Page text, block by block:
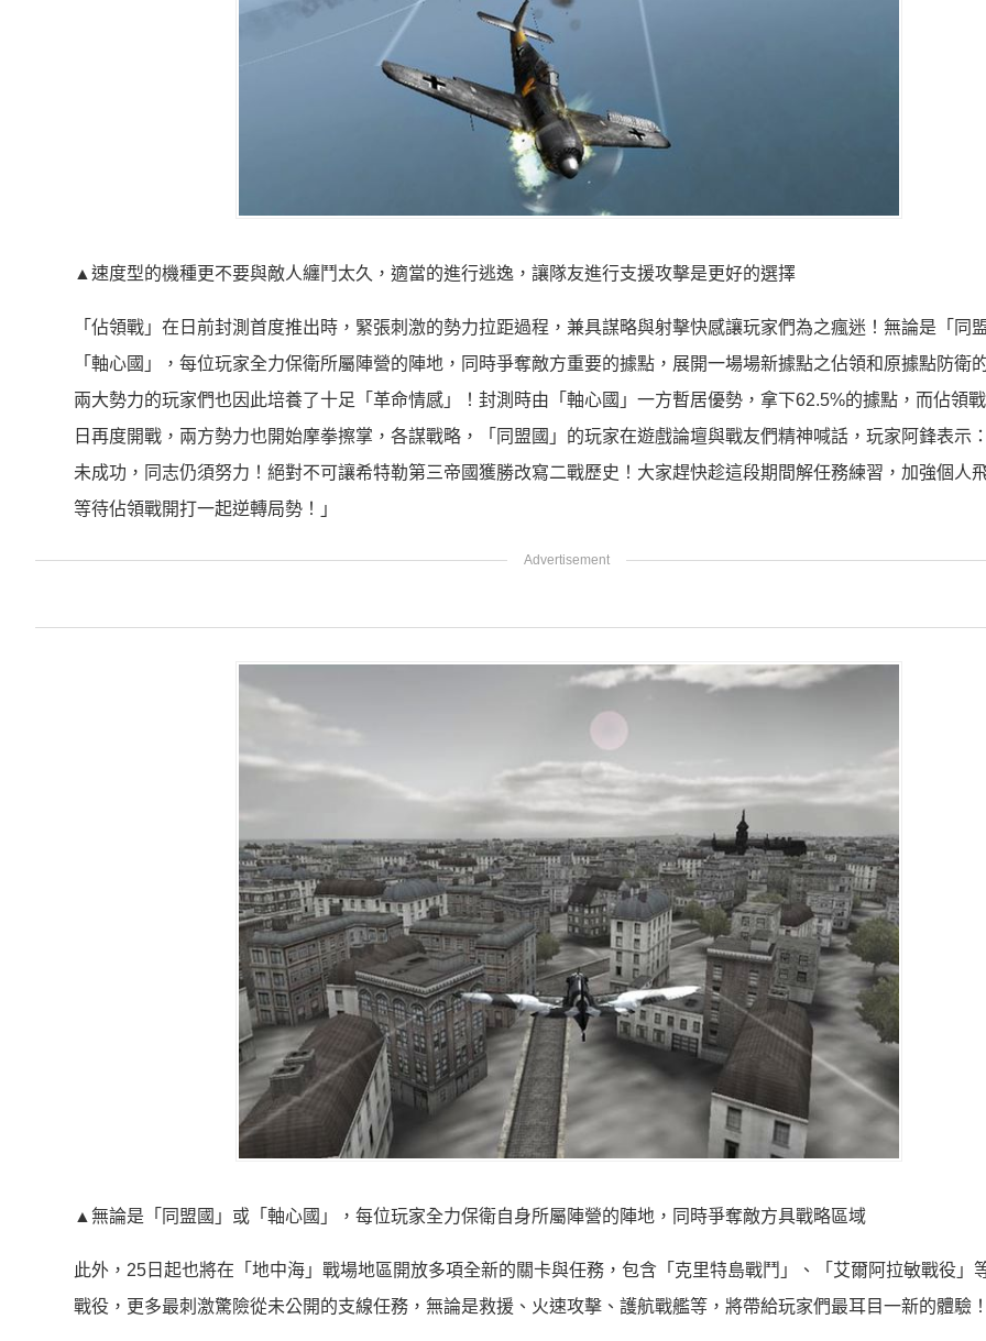
▲速度型的機種更不要與敵人纏鬥太久，適當的進行逃逸，讓隊友進行支援攻擊是更好的選擇
「佔領戰」在日前封測首度推出時，緊張刺激的勢力拉距過程，兼具謀略與射擊快感讓玩家們為之瘋迷！無論是「同
「軸心國」，每位玩家全力保衛所屬陣營的陣地，同時爭奪敵方重要的據點，展開一場場新據點之佔領和原據點防衛
兩大勢力的玩家們也因此培養了十足「革命情感」！封測時由「軸心國」一方暫居優勢，拿下62.5%的據點，而佔領
日再度開戰，兩方勢力也開始摩拳擦掌，各謀戰略，「同盟國」的玩家在遊戲論壇與戰友們精神喊話，玩家阿鋒表示
未成功，同志仍須努力！絕對不可讓希特勒第三帝國獲勝改寫二戰歷史！大家趕快趁這段期間解任務練習，加強個人
等待佔領戰開打一起逆轉局勢！」
▲無論是「同盟國」或「軸心國」，每位玩家全力保衛自身所屬陣營的陣地，同時爭奪敵方具戰略區域
此外，25日起也將在「地中海」戰場地區開放多項全新的關卡與任務，包含「克里特島戰鬥」、「艾爾阿拉敏戰役」
戰役，更多最刺激驚險從未公開的支線任務，無論是救援、火速攻擊、護航戰艦等，將帶給玩家們最耳目一新的體驗